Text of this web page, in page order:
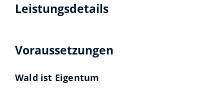
Leistungsdetails
Voraussetzungen
Wald ist Eigentum